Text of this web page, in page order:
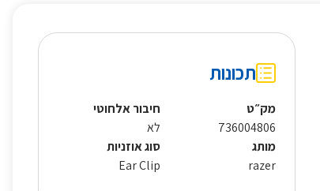
תכונות
מק״ט
736004806
חיבור אלחוטי
לא
מותג
razer
סוג אוזניות
Ear Clip